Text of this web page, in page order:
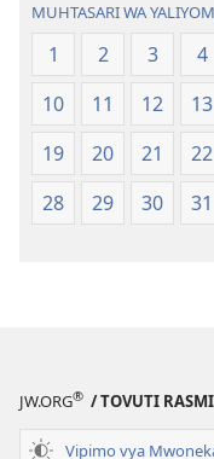
MUHTASARI WA
1 2 3 4
10
11 12 13
19
20 21 22
28
29 30 31
JW.ORG® / TOVUTI
Vipimo vya